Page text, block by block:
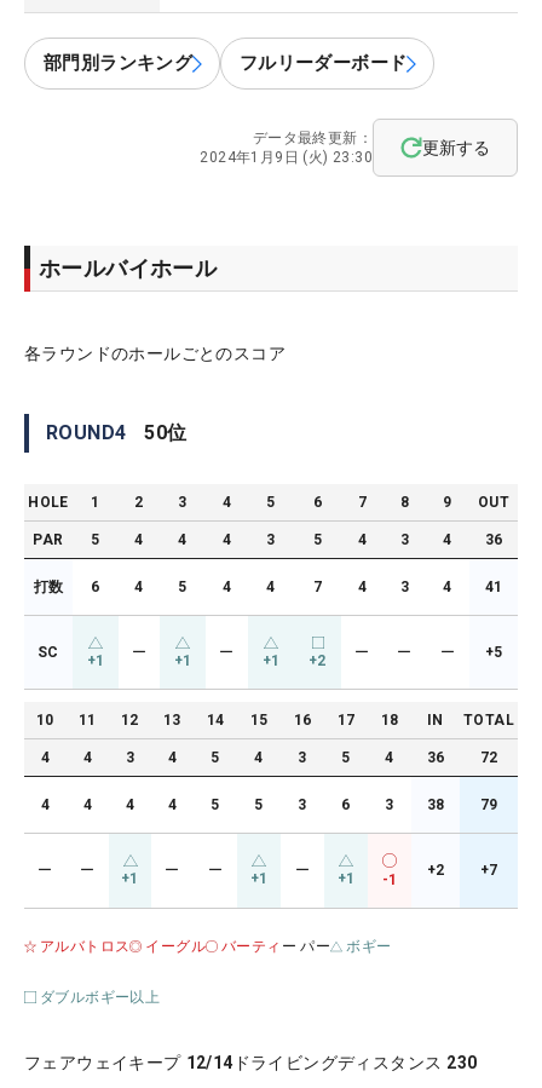
部門別ランキング フルリーダーボード
データ最終更新：
2024年1月9日 (火) 23:30
更新する
ホールバイホール
各ラウンドのホールごとのスコア
ROUND4 50位
HOLE 1 2 3 4 5 6 7 8 9 OUT
PAR 5 4 4 4 3 5 4 3 4 36
打数 6 4 5 4 4 7 4 3 4 41
SC +1 ー +1 ー +1 +2 ー ー ー +5
10 11 12 13 14 15 16 17 18 IN TOTAL
4 4 3 4 5 4 3 5 4 36 72
4 4 4 4 5 5 3 6 3 38 79
ー ー +1 ー ー +1 ー +1 -1
+2 +7
アルバトロス イーグル バーティ ー パー ボギー
ダブルボギー以上
フェアウェイキープ 12/14 ドライビングディスタンス 230